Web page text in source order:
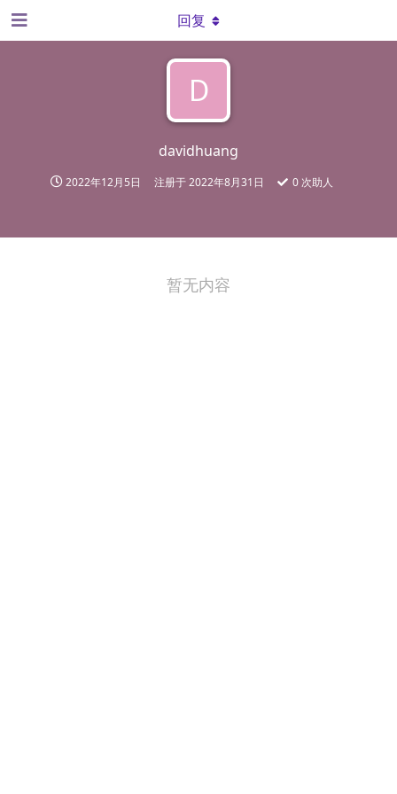
D
davidhuang
2022年12月5日 注册于2022年8月31日 0 次助人
回复
暂无内容